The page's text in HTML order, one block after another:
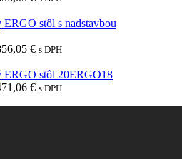
stôl s nadstavbou
€ s DPH
stôl 20ERGO18
€ s DPH